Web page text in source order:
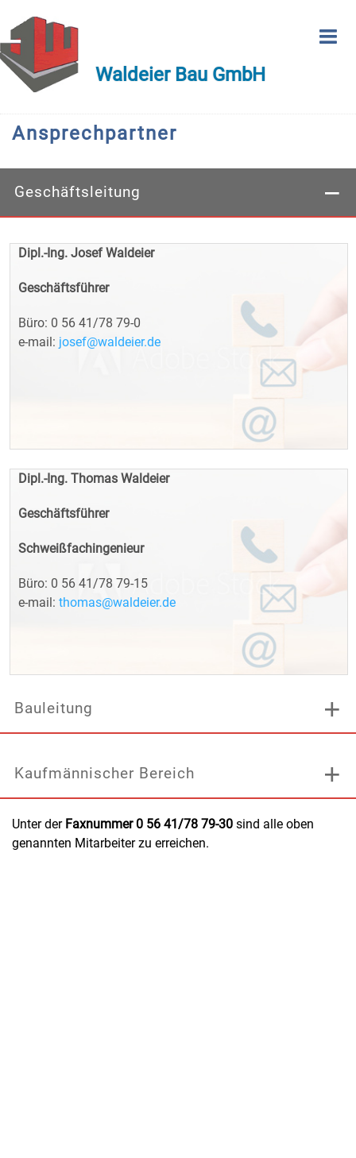
Waldeier Bau GmbH
Ansprechpartner
Geschäftsleitung
Dipl.-Ing. Josef Waldeier
Geschäftsführer
Büro: 0 56 41/78 79-0
e-mail: josef@waldeier.de
Dipl.-Ing. Thomas Waldeier
Geschäftsführer
Schweißfachingenieur
Büro: 0 56 41/78 79-15
e-mail: thomas@waldeier.de
Bauleitung
Kaufmännischer Bereich
Unter der Faxnummer 0 56 41/78 79-30 sind alle oben
genannten Mitarbeiter zu erreichen.